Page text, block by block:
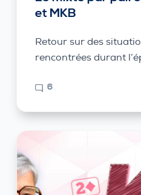
et MKB
Retour sur des
rencontrées durant
6